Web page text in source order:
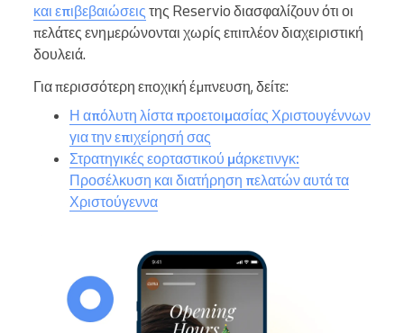
και επιβεβαιώσεις της Reservio διασφαλίζουν ότι οι
πελάτες ενημερώνονται χωρίς επιπλέον διαχειριστική
δουλειά.
Για περισσότερη εποχική έμπνευση, δείτε:
Η απόλυτη λίστα προετοιμασίας Χριστουγέννων
για την επιχείρησή σας
Στρατηγικές εορταστικού μάρκετινγκ:
Προσέλκυση και διατήρηση πελατών αυτά τα
Χριστούγεννα